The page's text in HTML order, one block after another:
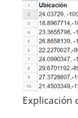
Explicación